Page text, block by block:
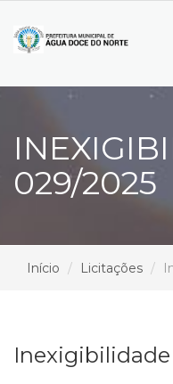
029/2025
Início Licitações